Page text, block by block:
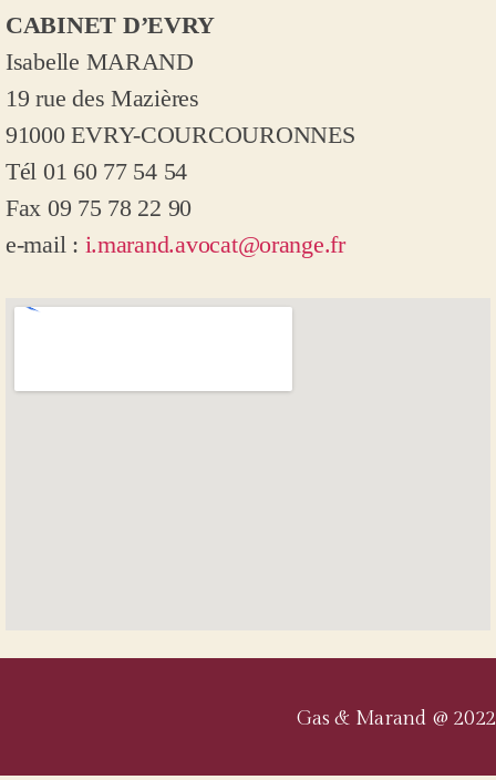
CABINET D’EVRY
Isabelle MARAND
19 rue des Mazières
91000 EVRY-COURCOURONNES
Tél 01 60 77 54 54
Fax 09 75 78 22 90
e-mail : i.marand.avocat@orange.fr
Gas & Marand @ 2022